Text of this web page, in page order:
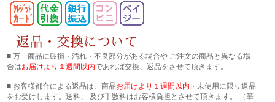
■ 万一商品に破損・汚れ・不良部分がある場合や ご注文の商品と異なる場
合はお届けより１週間以内であれば交換、返品をさせて頂きます。
■ お客様都合による返品は、商品お届けより１週間以内 ・未使用に限り返品
をお受けします。送料、 及び手数料はお客様負担とさせて頂きます。 （筆